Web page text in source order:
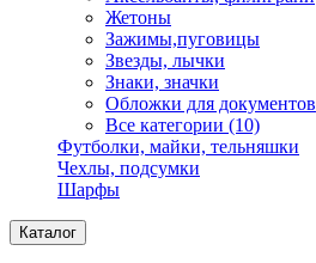
Жетоны
Зажимы,пуговицы
Звезды, лычки
Знаки, значки
Обложки для документов
Все категории (10)
Футболки, майки, тельняшки
Чехлы, подсумки
Шарфы
Каталог